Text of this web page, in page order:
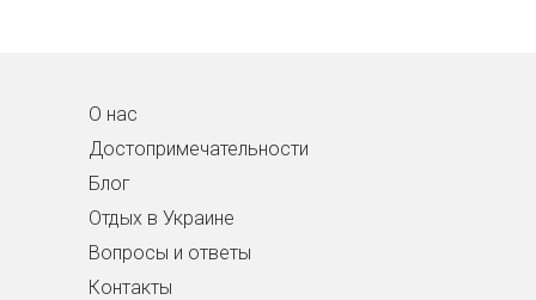
О нас
Достопримечательности
Блог
Отдых в Украине
Вопросы и ответы
Контакты